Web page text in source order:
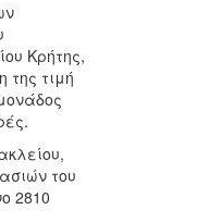
Κρήτης,
τιμή
του
2810